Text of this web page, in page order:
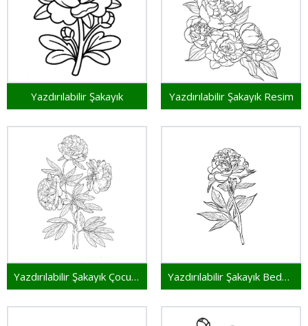
Yazdırılabilir Şakayık Yazdırılabilir Şakayık Resim
Yazdırılabilir Şakayık Çocuklar İçin Yazdırılabilir Şakayık Bedava